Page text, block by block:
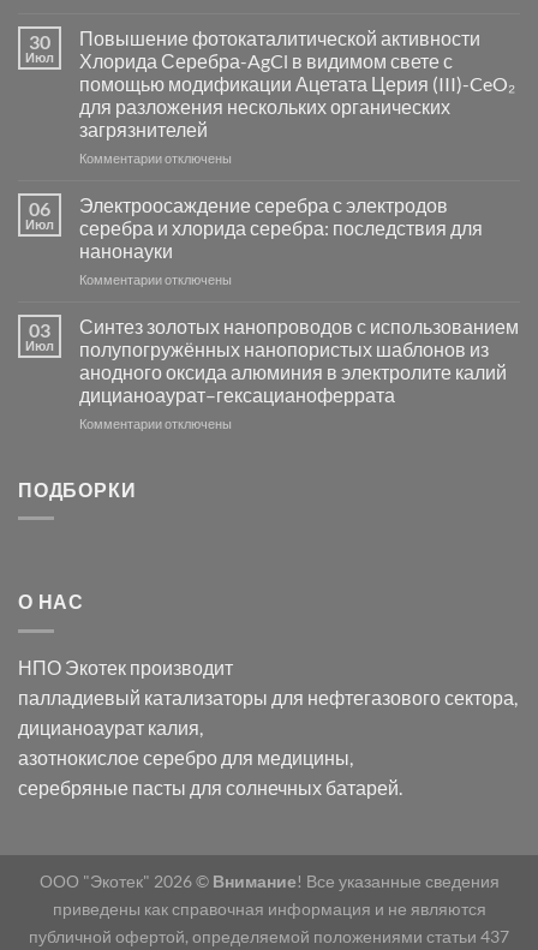
Пламенный
синтез
катализаторов
и
сенсоров
на
группы
30
Июл
Повышение фотокаталитической активности
Хлорида Серебра-AgCl в видимом свете с
помощью модификации Ацетата Церия (III)-CeO₂
для разложения нескольких органических
загрязнителей
Комментариик
фотокаталитической
активности
Хлорида
Серебра-
видимом
свете
с
помощью
модификации
отключены
06
Июл
Электроосаждение серебра с электродов
серебра и хлорида серебра: последствия для
нанонауки
Комментариик
серебра
с
электродов
серебра
и
отключены
03
Июл
Синтез золотых нанопроводов с использованием
полупогружённых нанопористых шаблонов из
анодного оксида алюминия в электролите калий
дицианоаурат–гексацианоферрата
Комментариик
оксида
в
электролите
калий
дицианоаурат–
гексацианоферрата
отключены
ПОДБОРКИ
О НАС
НПО Экотек производит
палладиевый катализаторы для нефтегазового сектора,
дицианоаурат калия
азотнокислое серебро для медицины,
серебряные пасты для солнечных батарей.
ООО "Экотек" 2026 © Внимание! Все указанные сведения
приведены как справочная информация и не являются
публичной офертой, определяемой положениями статьи 437